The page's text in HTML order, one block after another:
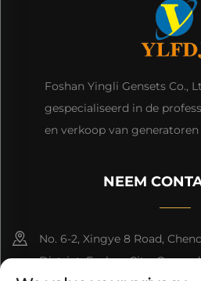
Foshan Yingli Gensets Co.,
gespecialiseerd in de
en verkoop van generatoren
NEEM
No. 6-2, Xingye 8 Road,
District, Foshan City,